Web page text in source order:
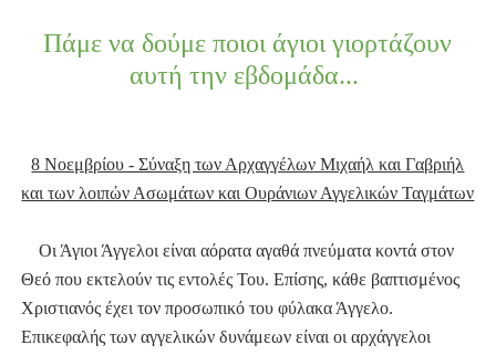
Πάμε να δούμε ποιοι άγιοι γιορτάζουν
αυτή την εβδομάδα...
8 Νοεμβρίου - Σύναξη των Αρχαγγέλων Μιχαήλ και Γαβριήλ
και των λοιπών Ασωμάτων και Ουράνιων Αγγελικών Ταγμάτων
Οι Άγιοι Άγγελοι είναι αόρατα αγαθά πνεύματα κοντά στον
Θεό που εκτελούν τις εντολές Του. Επίσης, κάθε βαπτισμένος
Χριστιανός έχει τον προσωπικό του φύλακα Άγγελο.
Επικεφαλής των αγγελικών δυνάμεων είναι οι αρχάγγελοι